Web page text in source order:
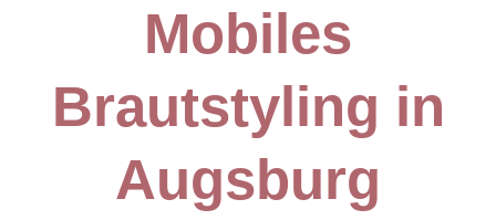
Mobiles
Brautstyling in
Augsburg